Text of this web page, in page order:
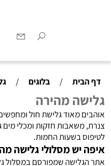
דף הבית / בלוגים /
גלישה מהירה
אוהבים מאוד גלישת חול
צנרת, משאבות חזקות ומכלי מים
לטיפוס בשעות החמות.
איפה יש מסלולי גלישה